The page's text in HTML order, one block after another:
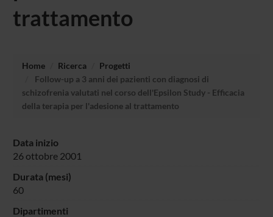
trattamento
Home Ricerca
Progetti
Follow-up a 3 anni dei pazienti con diagnosi di
schizofrenia valutati nel corso dell'Epsilon Study - Efficacia
della terapia per l'adesione al trattamento
Data inizio
26 ottobre 2001
Durata (mesi)
60
Dipartimenti